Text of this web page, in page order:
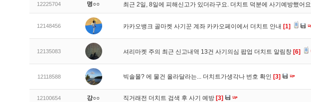
12225704 명○○ 최근 2일, 8일에 피해신고가 있더라구요. 더치트 덕분에 사기예방했어요
12148456 카카오뱅크 골마켓 사기꾼 계좌 카카오페이에서 더치트 안내 [1]
12135083 셔리마켓 주의 최근 신고내역 13건 사기의심 팝업 더치트 알림창 [6]
12118588 빅솔몰? 에 물건 올라달라는... 더치트가생각나 번호 확인 [3]
12100654 강○○ 직거래전 더치트 검색 후 사기 예방 [3]